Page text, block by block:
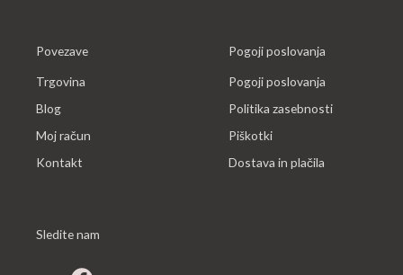
Povezave
Trgovina
Blog
Moj račun
Kontakt
Pogoji poslovanja
Pogoji poslovanja
Politika zasebnosti
Piškotki
Dostava in plačila
Sledite nam
F
I
Y